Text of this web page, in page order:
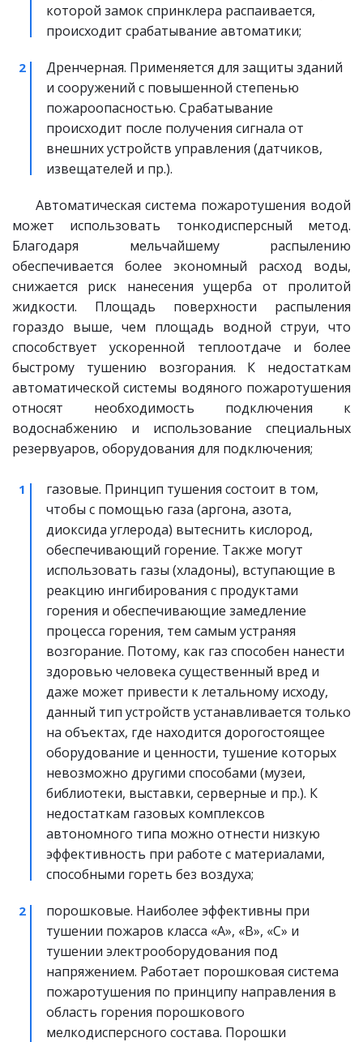
которой замок спринклера распаивается,
происходит срабатывание автоматики;
Дренчерная. Применяется для защиты зданий
и сооружений с повышенной степенью
пожароопасностью. Срабатывание
происходит после получения сигнала от
внешних устройств управления (датчиков,
извещателей и пр.).
Автоматическая система пожаротушения водой
может использовать тонкодисперсный метод.
Благодаря мельчайшему распылению
обеспечивается более экономный расход воды,
снижается риск нанесения ущерба от пролитой
жидкости. Площадь поверхности распыления
гораздо выше, чем площадь водной струи, что
способствует ускоренной теплоотдаче и более
быстрому тушению возгорания. К недостаткам
автоматической системы водяного пожаротушения
относят необходимость подключения к
водоснабжению и использование специальных
резервуаров, оборудования для подключения;
газовые. Принцип тушения состоит в том,
чтобы с помощью газа (аргона, азота,
диоксида углерода) вытеснить кислород,
обеспечивающий горение. Также могут
использовать газы (хладоны), вступающие в
реакцию ингибирования с продуктами
горения и обеспечивающие замедление
процесса горения, тем самым устраняя
возгорание. Потому, как газ способен нанести
здоровью человека существенный вред и
даже может привести к летальному исходу,
данный тип устройств устанавливается только
на объектах, где находится дорогостоящее
оборудование и ценности, тушение которых
невозможно другими способами (музеи,
библиотеки, выставки, серверные и пр.). К
недостаткам газовых комплексов
автономного типа можно отнести низкую
эффективность при работе с материалами,
способными гореть без воздуха;
порошковые. Наиболее эффективны при
тушении пожаров класса «А», «В», «С» и
тушении электрооборудования под
напряжением. Работает порошковая система
пожаротушения по принципу направления в
область горения порошкового
мелкодисперсного состава. Порошки